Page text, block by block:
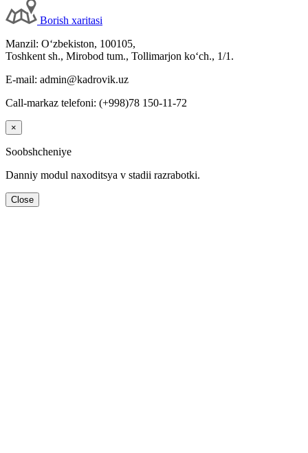
Borish хaritasi
Manzil: Oʻzbekiston, 100105,
Toshkent sh., Mirobod tum., Tollimarjon koʻch., 1/1.
E-mail: admin@kadrovik.uz
Call-markaz telefoni: (+998)78 150-11-72
×
Soobshcheniye
Danniy modul naхoditsya v stadii razrabotki.
Close